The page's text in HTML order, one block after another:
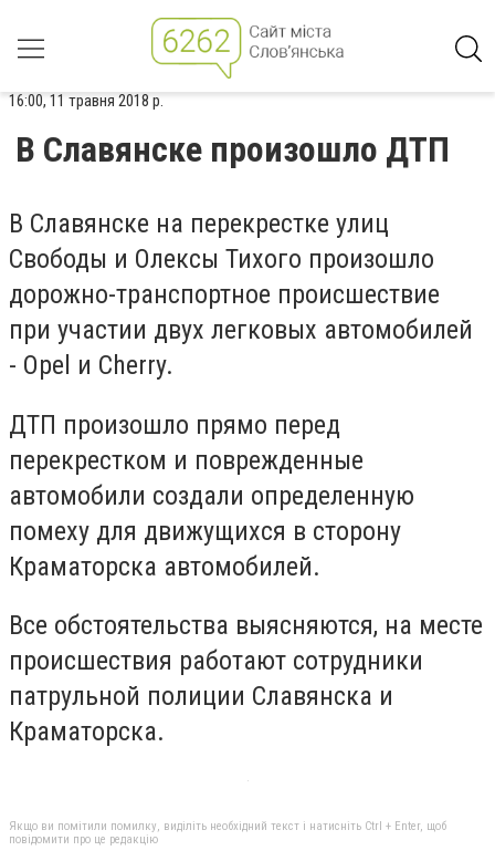
16:00, 11 травня 2018 р.
В Славянске произошло ДТП
В Славянске на перекрестке улиц
Свободы и Олексы Тихого произошло
дорожно-транспортное происшествие
при участии двух легковых автомобилей
- Opel и Сherry.
ДТП произошло прямо перед
перекрестком и поврежденные
автомобили создали определенную
помеху для движущихся в сторону
Краматорска автомобилей.
Все обстоятельства выясняются, на месте
происшествия работают сотрудники
патрульной полиции Славянска и
Краматорска.
Якщо ви помітили помилку, виділіть необхідний текст і натисніть Ctrl + Enter, щоб
повідомити про це редакцію